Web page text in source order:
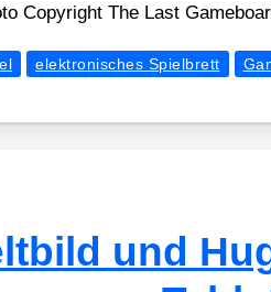
Copy­right The Last
elektronisches Spielbrett
und